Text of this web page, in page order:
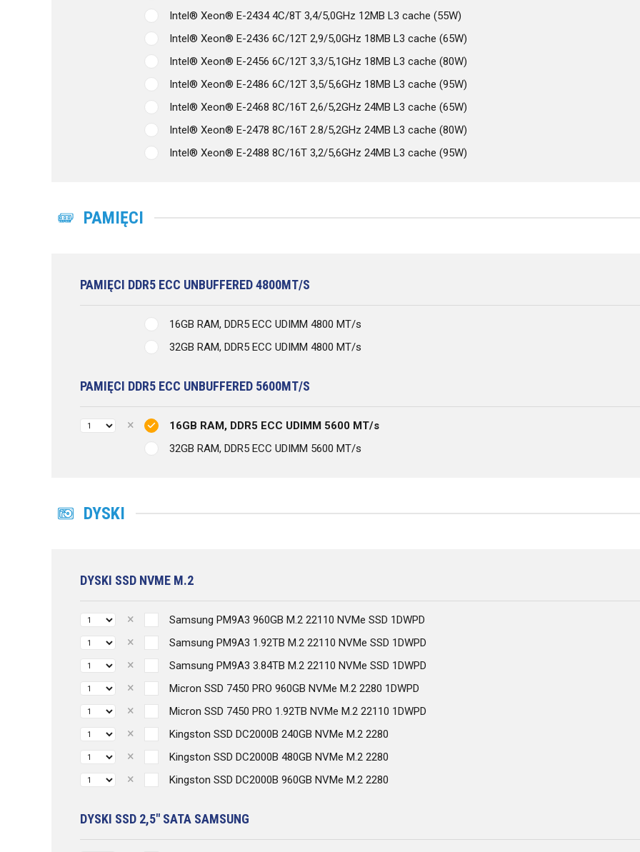
Intel® Xeon® E-2434 4C/8T 3,4/5,0GHz 12MB L3 cache (55W)
Intel® Xeon® E-2436 6C/12T 2,9/5,0GHz 18MB L3 cache (65W)
Intel® Xeon® E-2456 6C/12T 3,3/5,1GHz 18MB L3 cache (80W)
Intel® Xeon® E-2486 6C/12T 3,5/5,6GHz 18MB L3 cache (95W)
Intel® Xeon® E-2468 8C/16T 2,6/5,2GHz 24MB L3 cache (65W)
Intel® Xeon® E-2478 8C/16T 2.8/5,2GHz 24MB L3 cache (80W)
Intel® Xeon® E-2488 8C/16T 3,2/5,6GHz 24MB L3 cache (95W)
PAMIĘCI
PAMIĘCI DDR5 ECC UNBUFFERED 4800MT/S
16GB RAM, DDR5 ECC UDIMM 4800 MT/s
32GB RAM, DDR5 ECC UDIMM 4800 MT/s
PAMIĘCI DDR5 ECC UNBUFFERED 5600MT/S
16GB RAM, DDR5 ECC UDIMM 5600 MT/s
32GB RAM, DDR5 ECC UDIMM 5600 MT/s
DYSKI
DYSKI SSD NVME M.2
Samsung PM9A3 960GB M.2 22110 NVMe SSD 1DWPD
Samsung PM9A3 1.92TB M.2 22110 NVMe SSD 1DWPD
Samsung PM9A3 3.84TB M.2 22110 NVMe SSD 1DWPD
Micron SSD 7450 PRO 960GB NVMe M.2 2280 1DWPD
Micron SSD 7450 PRO 1.92TB NVMe M.2 22110 1DWPD
Kingston SSD DC2000B 240GB NVMe M.2 2280
Kingston SSD DC2000B 480GB NVMe M.2 2280
Kingston SSD DC2000B 960GB NVMe M.2 2280
DYSKI SSD 2,5" SATA SAMSUNG